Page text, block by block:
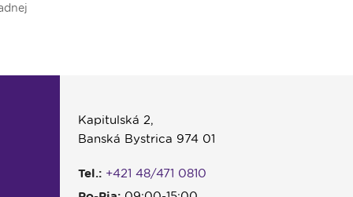
Kapitulská 2,
Banská Bystrica 974 01
Tel.: +421 48/471 0810